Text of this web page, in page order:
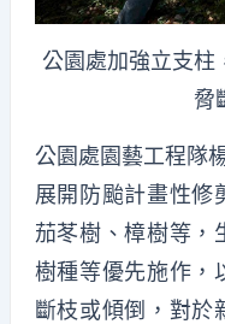
公園處加強立支柱
脅
公園處園藝工程隊
展開防颱計畫性修
茄苳樹、樟樹等，
樹種等優先施作，
斷枝或傾倒，對於